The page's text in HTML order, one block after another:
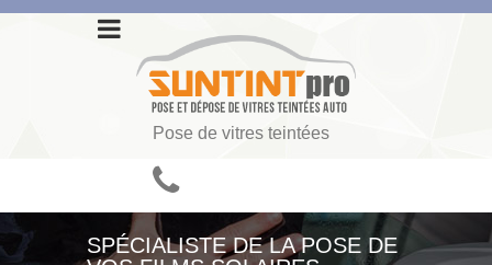
Pose de vitres teintées
SPÉCIALISTE DE LA POSE DE